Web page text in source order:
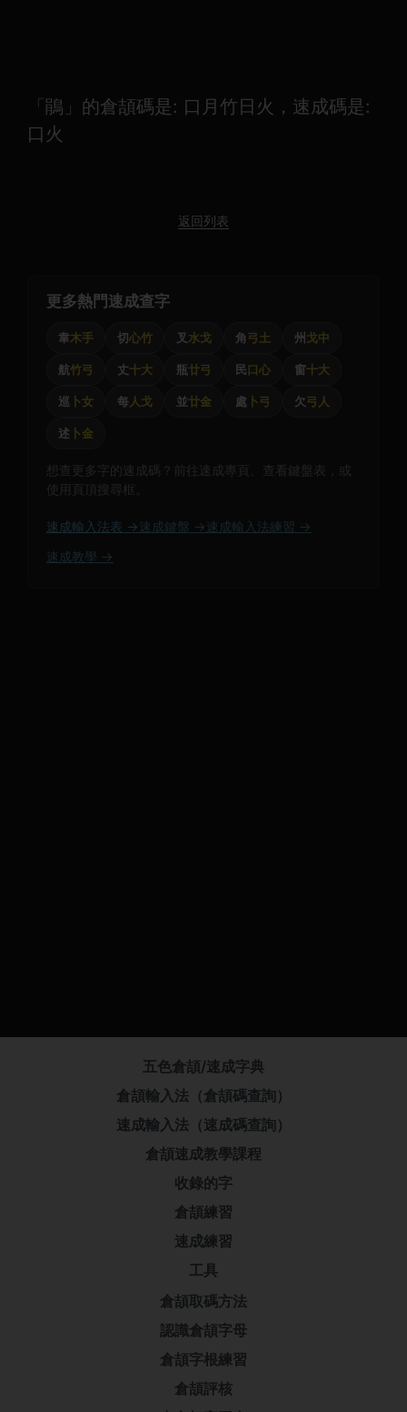
「鵑」的倉頡碼是: 口月竹日火，速成碼是:
口火
返回列表
更多熱門速成查字
韋木手 切心竹 叉 水戈 角弓土 州 戈中
航竹弓 丈十大 瓶廿弓 民口心 窗十大
巡 卜女 每人戈 並廿金 處 卜弓 欠弓人
述 卜金
想查更多字的速成碼？前往速成專頁、查看鍵盤表，或
使用頁頂搜尋框。
速成輸入法表 → 速成鍵盤 → 速成輸入法練習 →
速成教學 →
五色倉頡/速成字典
倉頡輸入法（倉頡碼查詢）
速成輸入法（速成碼查詢）
倉頡速成教學課程
收錄的字
倉頡練習
速成練習
工具
倉頡取碼方法
認識倉頡字母
倉頡字根練習
倉頡評核